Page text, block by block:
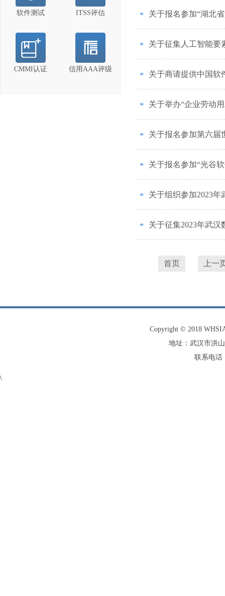
软件测试 ITSS评估
CMMI认证 信用AAA评级
关于报名参加“湖北
关于征集人工智能要
关于商请提供中国软
关于举办“企业劳动
关于报名参加第六届
关于报名参加“光谷
关于组织参加2023
关于征集2023年武
首页 上一
Copyright © 2018
地址：武汉市洪
联系电话
\